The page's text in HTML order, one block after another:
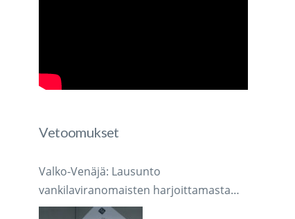
Vetoomukset
Valko-Venäjä: Lausunto
vankilaviranomaisten harjoittamasta
järjestelmällisestä käsikirjoitusten